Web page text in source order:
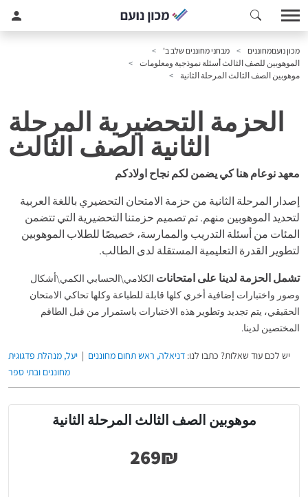
מכון נועםמחוננים
מבחני מחוננים שלב ב'
الموهوبين للصف الثالث أسئلة نموذجية ومعلومات
موهوبين الصف الثالث المرحلة الثانية
الحزمة التحضيرية المرحلة
الثانية الصف الثالث
معهد نوعام هنا كي يضمن لكم نجاح اولادكم
إصدار المرحلة الثانية من حزمة الامتحان التحضيري باللغة العربية
لتحديد الموهوبين منهم. تم تصميم حزمتنا التحضيرية التي تتضمن
المئات من أسئلة التدريب والممارسة، خصيصًا للطلاب الموهوبين
لتطوير القدرة التعليمية المستقلة لدى الطالب.
تشمل الحزمة لدينا على امتحانات الكلامي\الحسابي الكمي\أشكال
وصور واختبارات إضافية أخري كلها قابلة للطباعة وكلها تحاكي الامتحان
الحقيقي، يتم تجديد وتطوير هذه الاختبارات باستمرار من قبل الطاقم
المختصين لدينا.
יש לכם עוד שאלות? כתבו לנו: דניאלה, ראש תחום מחוננים | יעל, מנהלת פדגוגית
מחוננים ובתי ספר
موهوبين الصف الثالث المرحلة الثانية